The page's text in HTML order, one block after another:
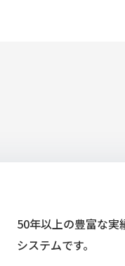
50年以上の豊富な実
システムです。